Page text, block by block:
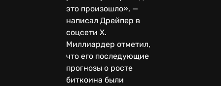
это произошло», —
написал Дрейпер в
соцсети Х.
Миллиардер отметил,
что его последующие
прогнозы о росте
биткоина были